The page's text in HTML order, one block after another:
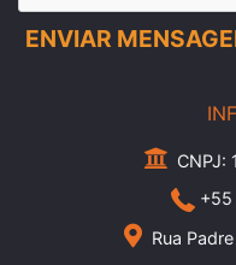
CNPJ:
Rua